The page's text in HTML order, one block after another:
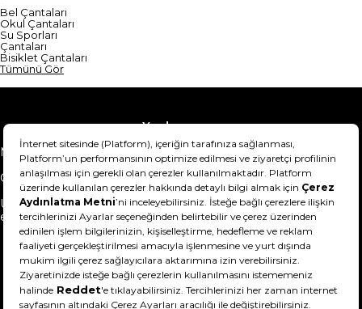
Bel Çantaları
Okul Çantaları
Su Sporları
Çantaları
Bisiklet Çantaları
Tümünü Gör
Yardım
Mesafeli Satış Sözleşmesi
Teslimat Bilgisi
Gizlilik Sözleşmesi
Şartlar & Koşullar
Ürünümü nasıl iade
edebilirim?
Hakkımızda